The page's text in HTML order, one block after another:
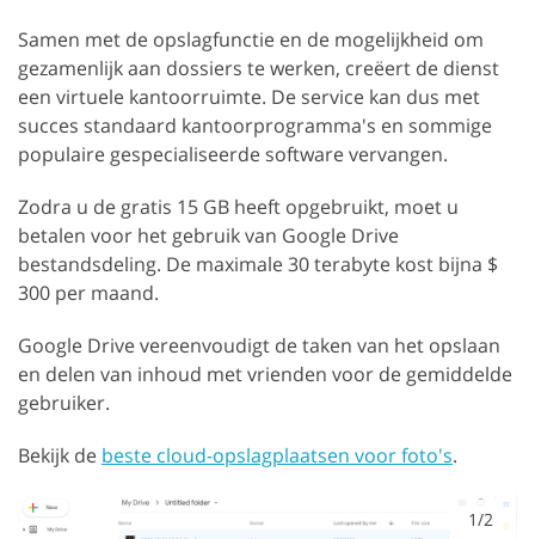
Samen met de opslagfunctie en de mogelijkheid om
gezamenlijk aan dossiers te werken, creëert de dienst
een virtuele kantoorruimte. De service kan dus met
succes standaard kantoorprogramma's en sommige
populaire gespecialiseerde software vervangen.
Zodra u de gratis 15 GB heeft opgebruikt, moet u
betalen voor het gebruik van Google Drive
bestandsdeling. De maximale 30 terabyte kost bijna $
300 per maand.
Google Drive vereenvoudigt de taken van het opslaan
en delen van inhoud met vrienden voor de gemiddelde
gebruiker.
Bekijk de beste cloud-opslagplaatsen voor foto's.
1/2